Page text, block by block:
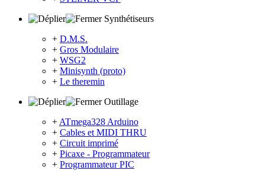
Synthétiseurs
+ D.M.S.
+ Gros Modulaire
+ WSG2
+ Minisynth (proto)
+ Le theremin
Outillage
+ ATmega328 Arduino
+ Cables et MIDI THRU
+ Circuit imprimé
+ Picaxe - Programmateur
+ Programmateur PIC